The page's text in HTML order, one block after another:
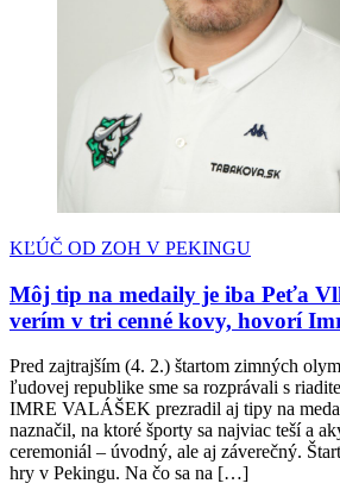
KĽÚČ OD ZOH V PEKINGU
Môj tip na medaily je iba Peťa
verím v tri cenné kovy, hovorí
Pred zajtrajším (4. 2.) štartom zimných
ľudovej republike sme sa rozprávali s
IMRE VALÁŠEK prezradil aj tipy na
naznačil, na ktoré športy sa najviac teší a
ceremoniál – úvodný, ale aj záverečný.
hry v Pekingu. Na čo sa na […]